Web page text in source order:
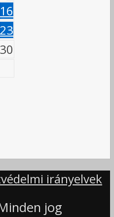
16
23
30
irányelvek
jog